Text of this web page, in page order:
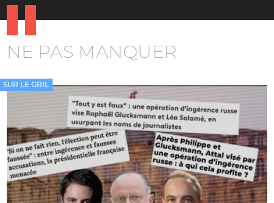
NE PAS MANQUER
SUR LE GRIL